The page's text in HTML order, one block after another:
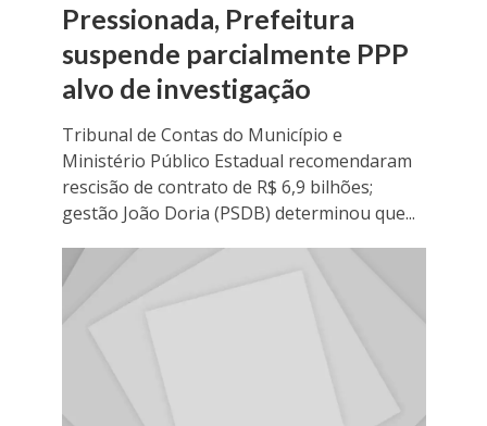
Pressionada, Prefeitura
suspende parcialmente PPP
alvo de investigação
Tribunal de Contas do Município e
Ministério Público Estadual recomendaram
rescisão de contrato de R$ 6,9 bilhões;
gestão João Doria (PSDB) determinou que...